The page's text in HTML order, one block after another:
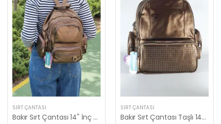
SIRT ÇANTASI
Bakır Sırt Çantası 14" İnç Yıkama Deri Mega Bag Yumuşak Deri Kılinkır Bevitton Krinkıl by Nemo Group
SIRT ÇANTASI
Bakır Sırt Çantası Taşlı 14" İnç Yıkama Yumuşak Deri 8 Cepli Mega Bag Kılinkır by Nemo Group